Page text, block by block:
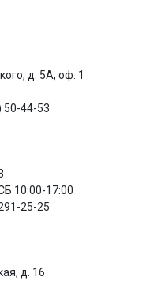
д. 5А, оф. 1
50-44-53
10:00-17:00
25-25
д. 16